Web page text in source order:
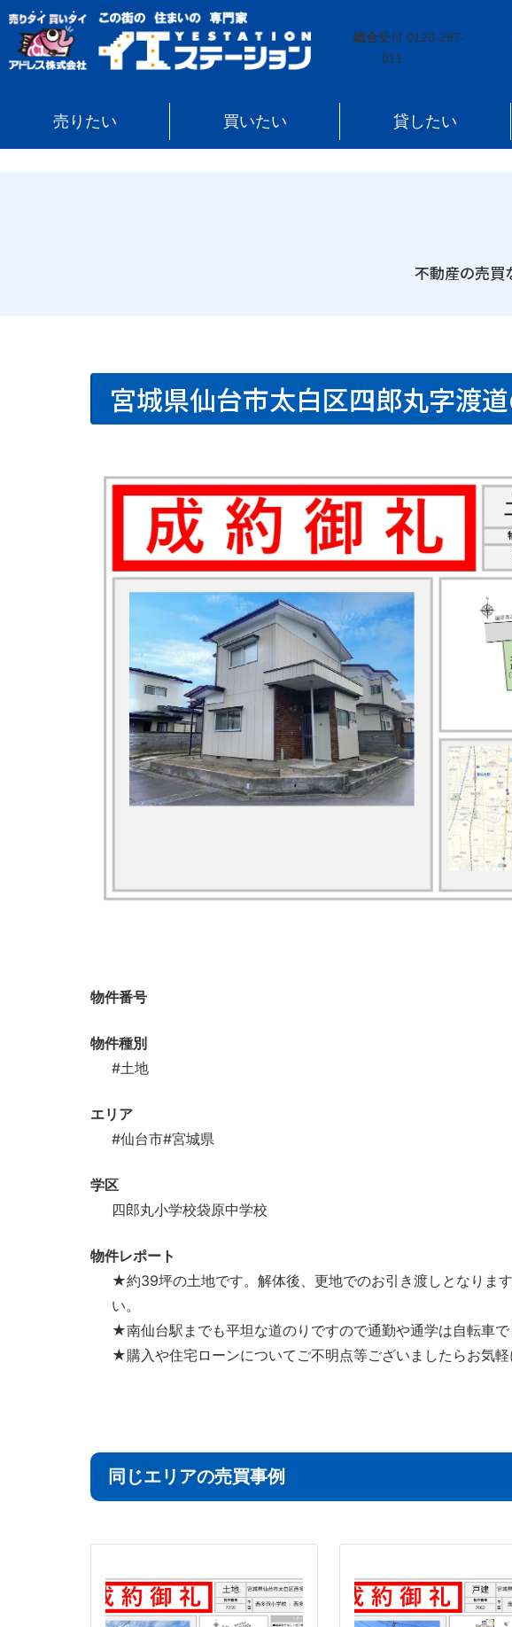
総合受付 0120-297-
011
売りたい 買いたい 貸したい
イエステーション » 売買実績
不動産の売買
宮城県仙台市太白区四郎丸字渡
物件番号
物件種別
#土地
エリア
#仙台市#宮城県
学区
四郎丸小学校袋原中学校
物件レポート
★約39坪の土地です。解体後、更地でのお引き渡しとなりま
い。
★南仙台駅までも平坦な道のりですので通勤や通学は自転車で
★購入や住宅ローンについてご不明点等ございましたらお気軽
同じエリアの売買事例